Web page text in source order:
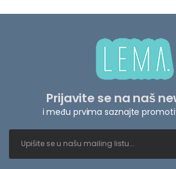
Prijavite se na naš
i među prvima saznajte